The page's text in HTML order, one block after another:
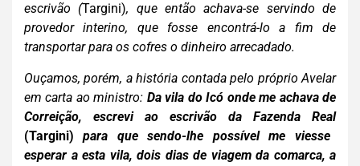
escrivão (Targini), que então achava-se servindo de
provedor interino, que fosse encontrá-lo a fim de
transportar para os cofres o dinheiro arrecadado.
Ouçamos, porém, a história contada pelo próprio Avelar
emcarta ao ministro: Da vila do Icó onde me achava de
Correição, escrevi ao escrivão da Fazenda Real
(Targini) para que sendo-lhe possível me viesse
esperar a esta vila, dois dias de viagem da comarca, a